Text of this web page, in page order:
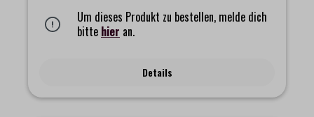
beliebten dunklen Trinkschokolade. Die Dose hält euer Pulver
trocken und lange frisch, während der Magnet ein kleines
bisschen Blömboom Magie dorthin bringt, wo ihr sie gern sehen
Metalldose für Refillbeutel- Blömboom Magnet "Dark Hot
Um dieses Produkt zu bestellen, melde dich
bitte hier an.
Details